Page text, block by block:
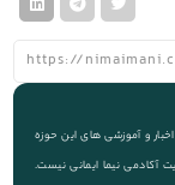
و آموزشی های این حوزه
آکادمی نیما ایمانی نیست.